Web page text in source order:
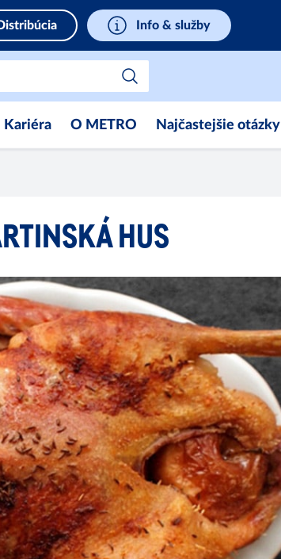
Info & služby
Kariéra O METRO Najčastejšie otázky
HUS